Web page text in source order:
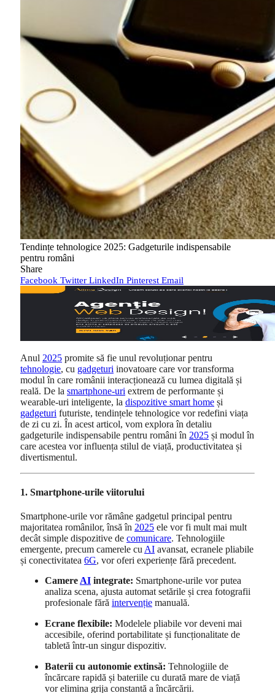
Tendințe tehnologice 2025: Gadgeturile indispensabile
pentru români
Share
Facebook Twitter LinkedIn Pinterest Email
Anul 2025 promite să fie unul revoluționar pentru
tehnologie, cu gadgeturi inovatoare care vor transforma
modul în care românii interacționează cu lumea digitală și
reală. De la smartphone-uri extrem de performante și
wearable-uri inteligente, la dispozitive smart home și
gadgeturi futuriste, tendințele tehnologice vor redefini viața
de zi cu zi. În acest articol, vom explora în detaliu
gadgeturile indispensabile pentru români în 2025 și modul în
care acestea vor influența stilul de viață, productivitatea și
divertismentul.
1. Smartphone-urile viitorului
Smartphone-urile vor rămâne gadgetul principal pentru
majoritatea românilor, însă în 2025 ele vor fi mult mai mult
decât simple dispozitive de comunicare. Tehnologiile
emergente, precum camerele cu AI avansat, ecranele pliabile
și conectivitatea 6G, vor oferi experiențe fără precedent.
Camere AI integrate: Smartphone-urile vor putea
analiza scena, ajusta automat setările și crea fotografii
profesionale fără intervenție manuală.
Ecrane flexibile: Modelele pliabile vor deveni mai
accesibile, oferind portabilitate și funcționalitate de
tabletă într-un singur dispozitiv.
Baterii cu autonomie extinsă: Tehnologiile de
încărcare rapidă și bateriile cu durată mare de viață
vor elimina grija constantă a încărcării.